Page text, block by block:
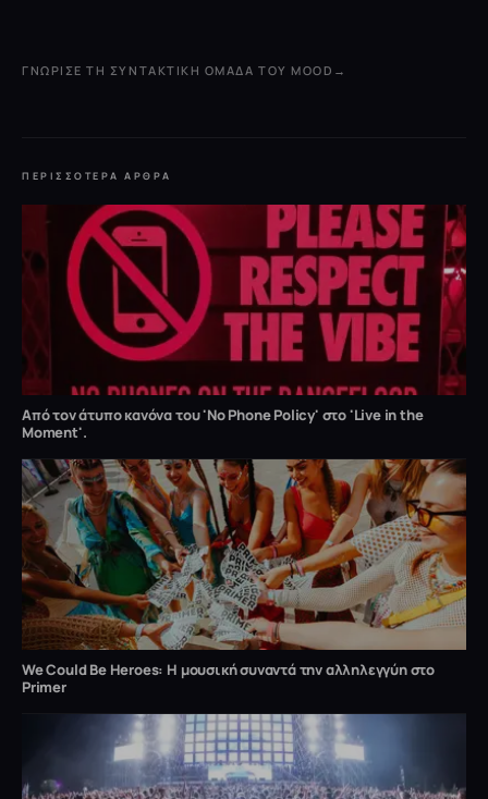
ΓΝΏΡΙΣΕ ΤΗ ΣΥΝΤΑΚΤΙΚΉ ΟΜΆΔΑ ΤΟΥ MOOD →
ΠΕΡΙΣΣΌΤΕΡΑ ΆΡΘΡΑ
Από τον άτυπο κανόνα του 'No Phone Policy' στο 'Live in the
Moment'.
We Could Be Heroes: H μουσική συναντά την αλληλεγγύη στο
Primer